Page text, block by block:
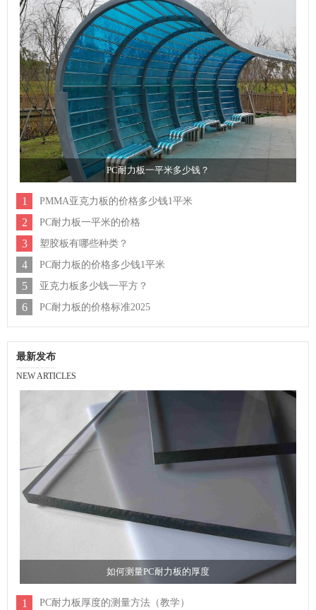
PC耐力板一平米多少钱？
1 PMMA亚克力板的价格多少钱1平米
2 PC耐力板一平米的价格
3 塑胶板有哪些种类？
4 PC耐力板的价格多少钱1平米
5 亚克力板多少钱一平方？
6 PC耐力板的价格标准2025
最新发布
NEW ARTICLES
如何测量PC耐力板的厚度
1 PC耐力板厚度的测量方法（教学）